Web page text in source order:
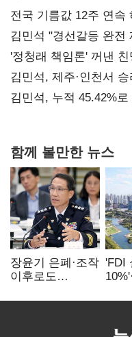
전국 기름값 12주 연
김민석 "경선갈등 완
사과부터"
'정청래 책임론' 꺼낸
때리기
김민석, 제주·인천서
탈환'(종합)
김민석, 누적 45.42%
함께 볼만한 뉴스
장윤기 은폐·조작
이후로도
내부비위…경찰
'FDI
인천